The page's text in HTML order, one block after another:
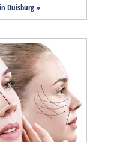
Duisburg »